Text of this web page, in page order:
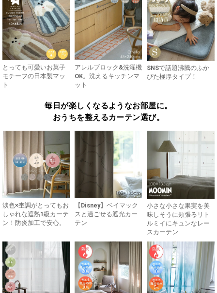
とっても可愛いお菓子
モチーフの日本製マッ
ト
アレルブロック&洗濯機
OK。洗えるキッチンマ
ット
SNSで話題沸騰のふか
ぴた極厚タイプ！
毎日が楽しくなるようなお部屋に。
おうちを整えるカーテン選び。
淡色×杢調がとってもお
しゃれな遮熱1級カーテ
ン！防炎加工で安心。
【Disney】ベイマック
スと過ごせる遮光カー
テン
小さな小さな果実を美
味しそうに頬張るリト
ルミイにキュンなレー
スカーテン